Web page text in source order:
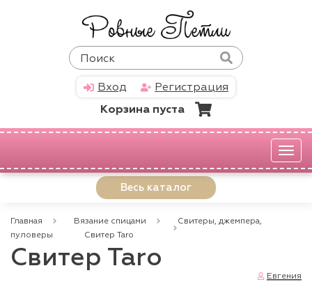
Вход
Регистрация
Корзина пуста
Весь каталог
Главная Вязание спицами
Свитеры, джемпера,
пуловеры
Свитер Taro
Свитер Taro
Евгения